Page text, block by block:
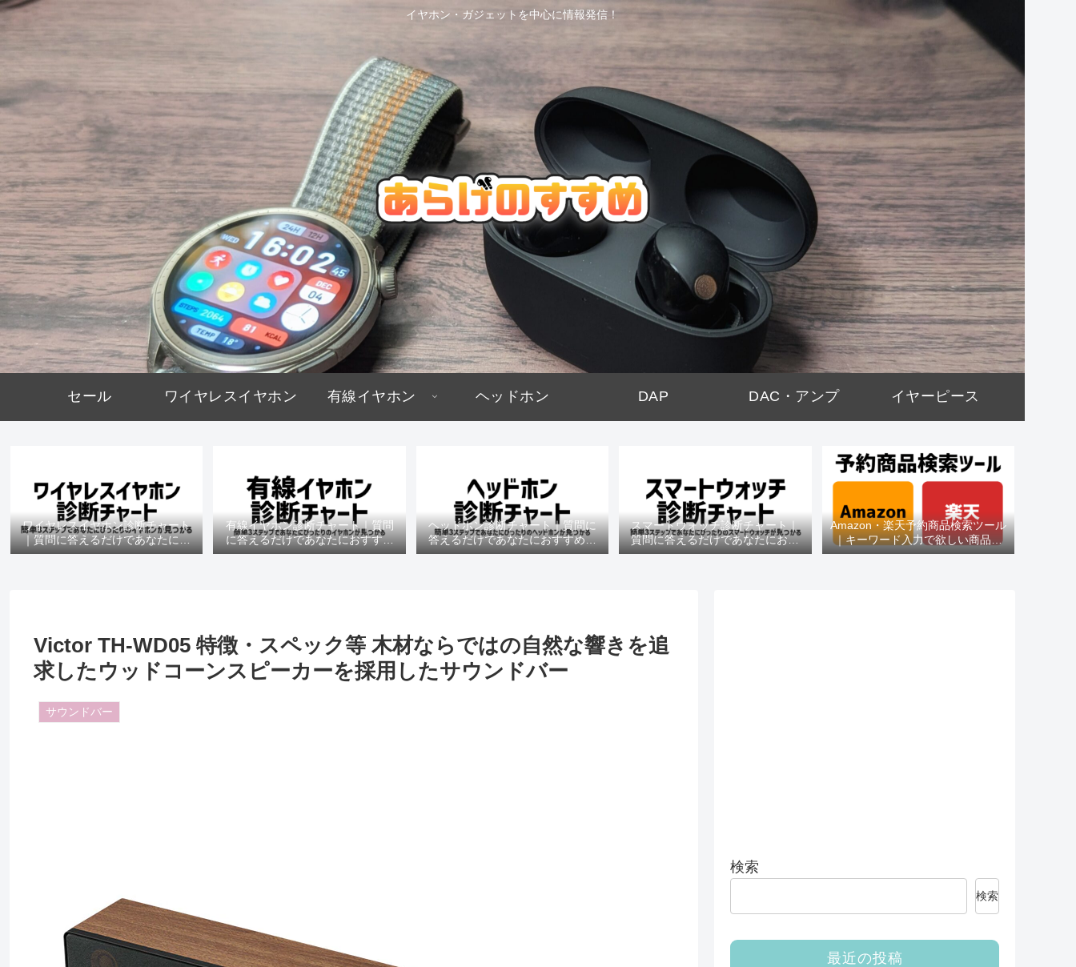
イヤホン・ガジェットを中心に情報発信！
セール ワイヤレスイヤホン 有線イヤホン ヘッドホン DAP DAC・アンプ イヤーピース
ワイヤレスイヤホン診断チャート
｜質問に答えるだけであなたにお
すすめの機種がわかる
有線イヤホン診断チャート｜質問
に答えるだけであなたにおすすめ
の機種がわかる
ヘッドホン診断チャート｜質問に
答えるだけであなたにおすすめの
機種がわかる
スマートウォッチ診断チャート｜
質問に答えるだけであなたにおす
すめの機種がわかる
Amazon・楽天予約商品検索ツール
｜キーワード入力で欲しい商品を
即チェック
Victor TH-WD05 特徴・スペック等 木材ならではの自然な響きを追
求したウッドコーンスピーカーを採用したサウンドバー
サウンドバー
検索
検索
最近の投稿